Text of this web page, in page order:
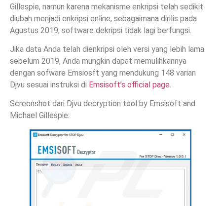
Gillespie, namun karena mekanisme enkripsi telah sedikit
diubah menjadi enkripsi online, sebagaimana dirilis pada
Agustus 2019, software dekripsi tidak lagi berfungsi.
Jika data Anda telah dienkripsi oleh versi yang lebih lama
sebelum 2019, Anda mungkin dapat memulihkannya
dengan sofware Emsiosft yang mendukung 148 varian
Djvu sesuai instruksi di Emsisoft’s official page.
Screenshot dari Djvu decryption tool by Emsisoft and
Michael Gillespie: